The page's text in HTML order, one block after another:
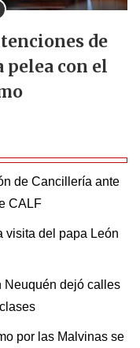
de
pelea con el
de Cancillería ante
CALF
visita del papa León
Neuquén dejó calles
por las Malvinas se